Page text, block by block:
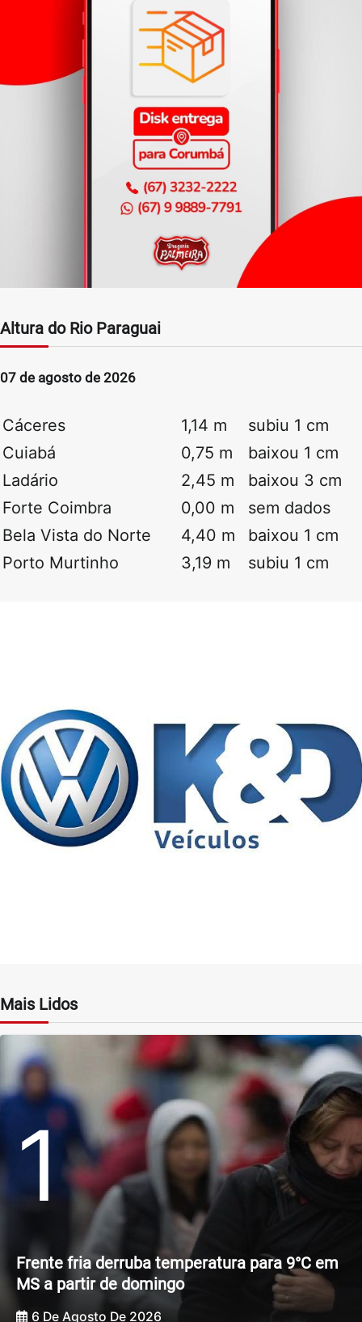
Altura do Rio Paraguai
07 de agosto de 2026
Cáceres 1,14 m
subiu 1 cm
Cuiabá
0,75 m
baixou 1 cm
Ladário
2,45 m
baixou 3 cm
Forte Coimbra
0,00 m
sem dados
Bela Vista do Norte
4,40 m
baixou 1 cm
Porto Murtinho
3,19 m subiu 1 cm
Mais Lidos
1
Frente fria derruba temperatura para 9°C em
MS a partir de domingo
6 De Agosto De 2026